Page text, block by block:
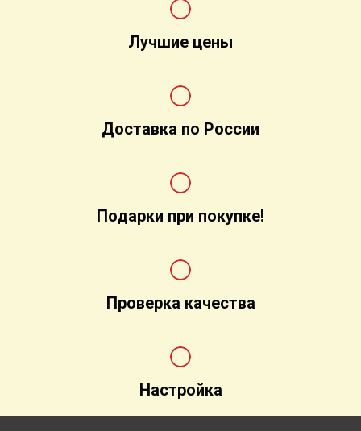
Лучшие цены
Доставка по России
Подарки при покупке!
Проверка качества
Настройка